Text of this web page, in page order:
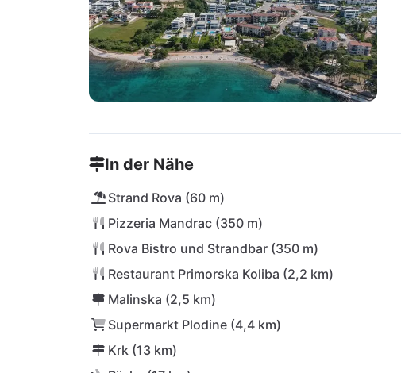
In der Nähe
Strand Rova (60 m)
Pizzeria Mandrac (350 m)
Rova Bistro und Strandbar (350 m)
Restaurant Primorska Koliba (2,2 km)
Malinska (2,5 km)
Supermarkt Plodine (4,4 km)
Krk (13 km)